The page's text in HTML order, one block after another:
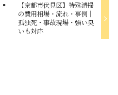
【京都市伏見区】特殊清掃
の費用相場・流れ・事例｜
孤独死・事故現場・強い臭
いも対応